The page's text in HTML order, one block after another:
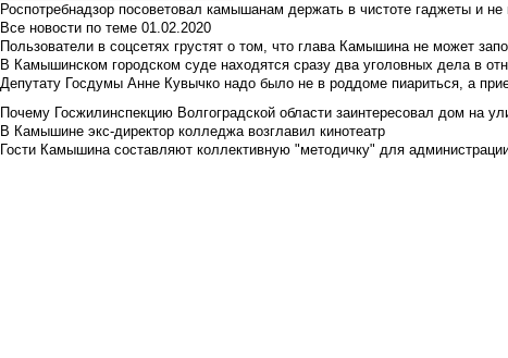
Роспотребнадзор посоветовал камышанам держать в чистоте гаджеты и
Все новости по теме 01.02.2020
Пользователи в соцсетях грустят о том, что глава Камышина не может
В Камышинском городском суде находятся сразу два уголовных дела в
Депутату Госдумы Анне Кувычко надо было не в роддоме пиариться, а
Почему Госжилинспекцию Волгоградской области заинтересовал дом на
В Камышине экс-директор колледжа возглавил кинотеатр
Гости Камышина составляют коллективную "методичку" для